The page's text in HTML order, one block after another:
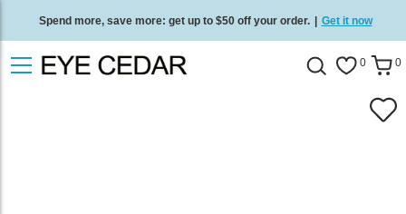
Spend more, save more: get up to $50 off your order. | Get it now
Free standard delivery on all orders Shop now 0 0